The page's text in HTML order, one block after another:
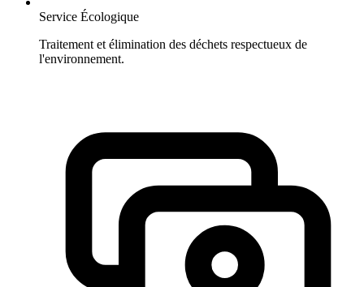
Service Écologique
Traitement et élimination des déchets respectueux de
l'environnement.